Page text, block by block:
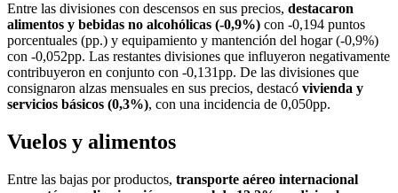
Entre las divisiones con descensos en sus precios, destacaron
alimentos y bebidas no alcohólicas (-0,9%) con -0,194 puntos
porcentuales (pp.) y equipamiento y mantención del hogar (-0,9%)
con -0,052pp. Las restantes divisiones que influyeron negativamente
contribuyeron en conjunto con -0,131pp. De las divisiones que
consignaron alzas mensuales en sus precios, destacó vivienda y
servicios básicos (0,3%), con una incidencia de 0,050pp.
Vuelos y alimentos
Entre las bajas por productos, transporte aéreo internacional